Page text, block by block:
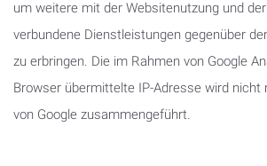
um weitere mit der Websitenutzung und
verbundene Dienstleistungen gegenüber
zu erbringen. Die im Rahmen von Google
Browser übermittelte IP-Adresse wird nicht
von Google zusammengeführt.